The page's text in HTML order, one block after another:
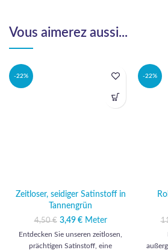
Vous aimerez aussi...
-22%
Zeitloser, seidiger Satinstoff in
Tannengrün
4,50€
Ursprünglicher
Preis war: 4,50 €
3,49 €
Aktueller
Preis ist:
3,49 €.
Meter
Entdecken Sie unseren zeitlosen,
prächtigen Satinstoff, eine
-22%